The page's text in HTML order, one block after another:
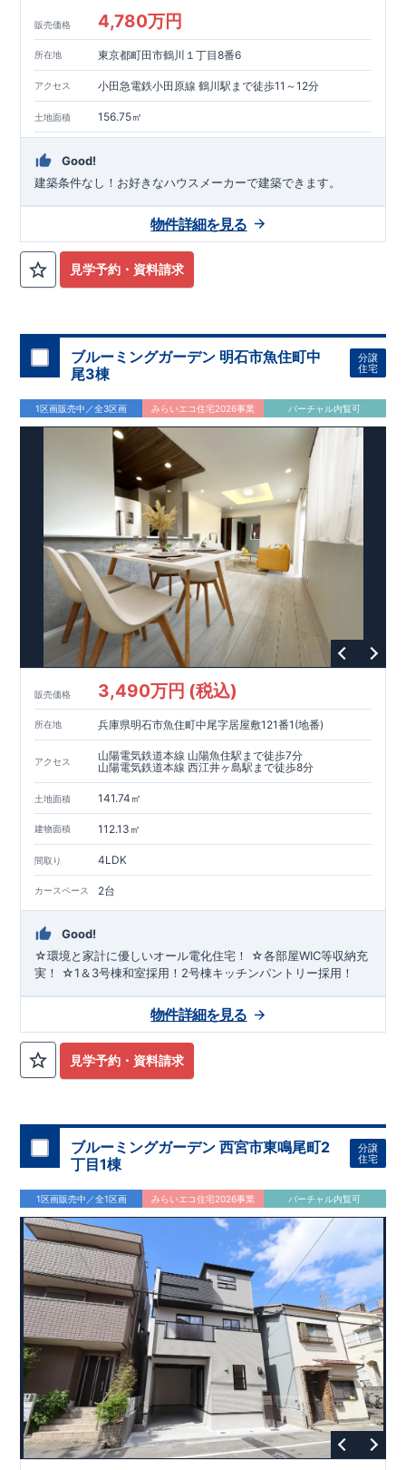
1.2倍の暴風に対しても損傷を生じないことで耐風最高等級
取得しています。 ■自社一貫体制もっと詳しく 東栄住宅は土
地の仕入れ、設計、施工、販売、メンテナンスまで、すべての
プロセスに携わっています。 ■ アフターサポート
快適に暮らすことができる住宅の品質を長期にわたり
維持するには、定期的な点検を実施することが重要です。
60年間の保証制度がございます。もちろん、定期点検以外でも
販売価格 4,780万円
所在地 東京都町田市鶴川１丁目8番6
アクセス 小田急電鉄小田原線 鶴川駅まで徒歩11～12分
土地面積 156.75㎡
Good!
建築条件なし！​お好きなハウスメーカーで建築できます。
見学予約・資料請求
物件詳細を見る
ブルーミングガーデン 明石市魚住町中
尾3棟
分譲
住宅
1区画販売中／全3区画 みらいエコ住宅2026事業 バーチャル内覧可
販売価格 3,490万円 (税込)
所在地 兵庫県明石市魚住町中尾字居屋敷121番1(地番)
アクセス
山陽電気鉄道本線 山陽魚住駅まで徒歩7分
山陽電気鉄道本線 西江井ヶ島駅まで徒歩8分
土地面積 141.74㎡
建物面積 112.13㎡
間取り 4LDK
カースペース 2台
Good!
☆環境と家計に優しいオール電化住宅！ ☆各部屋WIC等収納充
実！ ☆1＆3号棟和室採用！2号棟キッチンパントリー採用！
見学予約・資料請求
物件詳細を見る
ブルーミングガーデン 西宮市東鳴尾町2
丁目1棟
分譲
住宅
1区画販売中／全1区画 みらいエコ住宅2026事業 バーチャル内覧可